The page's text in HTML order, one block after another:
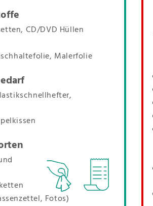
CD/DVD Hüllen
Malerfolie
Fotos)